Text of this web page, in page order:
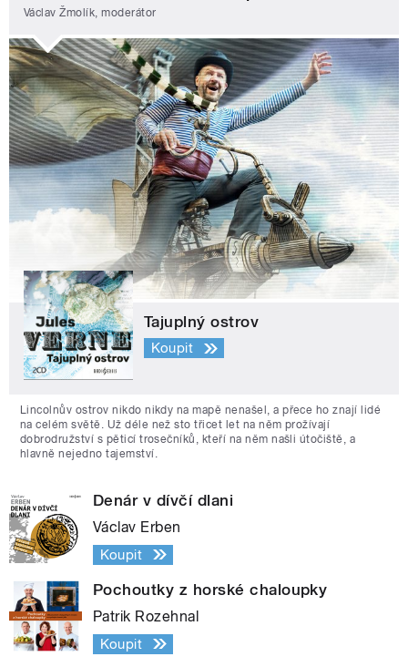
Václav Žmolík, moderátor
Tajuplný ostrov
Koupit
Lincolnův ostrov nikdo nikdy na mapě nenašel, a přece ho znají lidé
na celém světě. Už déle než sto třicet let na něm prožívají
dobrodružství s pěticí trosečníků, kteří na něm našli útočiště, a
hlavně nejedno tajemství.
Denár v dívčí dlani
Václav Erben
Koupit
Pochoutky z horské chaloupky
Patrik Rozehnal
Koupit